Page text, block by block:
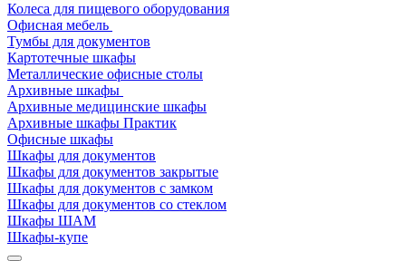
Колеса для пищевого оборудования
Офисная мебель
Тумбы для документов
Картотечные шкафы
Металлические офисные столы
Архивные шкафы
Архивные медицинские шкафы
Архивные шкафы Практик
Офисные шкафы
Шкафы для документов
Шкафы для документов закрытые
Шкафы для документов с замком
Шкафы для документов со стеклом
Шкафы ШАМ
Шкафы-купе